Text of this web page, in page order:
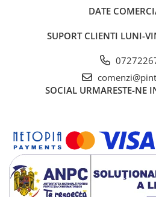
DATE
SUPORT CLIENTI LUNI-
SOCIAL URMARESTE-NE